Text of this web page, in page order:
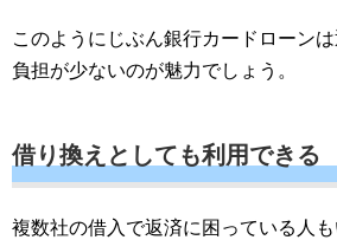
このようにじぶん銀行カードローン
負担が少ないのが魅力でしょう。
借り換えとしても利用できる
複数社の借入で返済に困っている人